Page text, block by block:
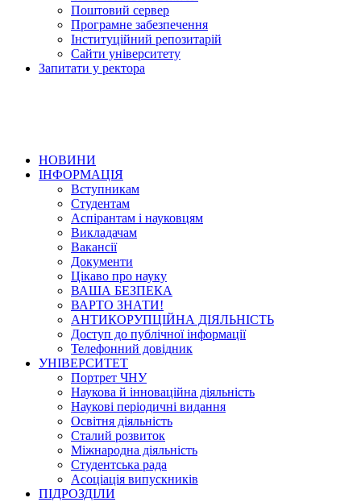
Поштовий сервер
Програмне забезпечення
Інституційний репозитарій
Сайти університету
Запитати у ректора
НОВИНИ
ІНФОРМАЦІЯ
Вступникам
Студентам
Аспірантам і науковцям
Викладачам
Вакансії
Документи
Цікаво про науку
ВАША БЕЗПЕКА
ВАРТО ЗНАТИ!
АНТИКОРУПЦІЙНА ДІЯЛЬНІСТЬ
Доступ до публічної інформації
Телефонний довідник
УНІВЕРСИТЕТ
Портрет ЧНУ
Наукова й інноваційна діяльність
Наукові періодичні видання
Освітня діяльність
Сталий розвиток
Міжнародна діяльність
Студентська рада
Асоціація випускників
ПІДРОЗДІЛИ